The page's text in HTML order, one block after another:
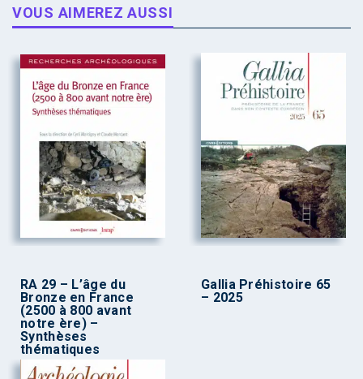
VOUS AIMEREZ AUSSI
RA 29 – L’âge du
Bronze en France
(2500 à 800 avant
notre ère) –
Synthèses
thématiques
Gallia Préhistoire 65
– 2025